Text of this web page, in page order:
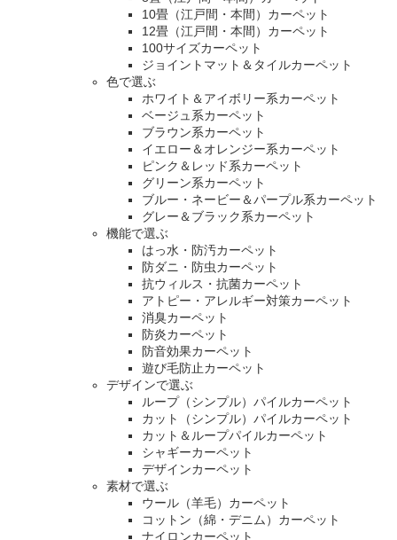
10畳（江戸間・本間）カーペット
12畳（江戸間・本間）カーペット
100サイズカーペット
ジョイントマット＆タイルカーペット
色で選ぶ
ホワイト＆アイボリー系カーペット
ベージュ系カーペット
ブラウン系カーペット
イエロー＆オレンジー系カーペット
ピンク＆レッド系カーペット
グリーン系カーペット
ブルー・ネービー＆パープル系カーペット
グレー＆ブラック系カーペット
機能で選ぶ
はっ水・防汚カーペット
防ダニ・防虫カーペット
抗ウィルス・抗菌カーペット
アトピー・アレルギー対策カーペット
消臭カーペット
防炎カーペット
防音効果カーペット
遊び毛防止カーペット
デザインで選ぶ
ループ（シンプル）パイルカーペット
カット（シンプル）パイルカーペット
カット＆ループパイルカーペット
シャギーカーペット
デザインカーペット
素材で選ぶ
ウール（羊毛）カーペット
コットン（綿・デニム）カーペット
ナイロンカーペット